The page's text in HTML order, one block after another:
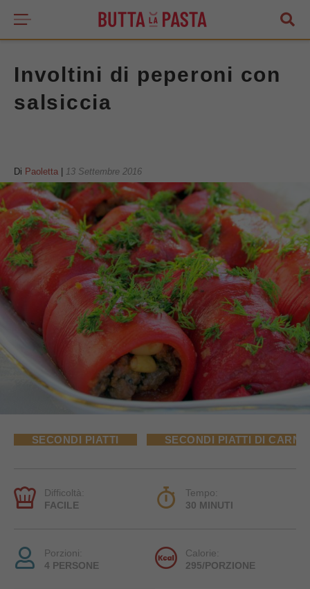
Involtini di peperoni con
salsiccia
Di Paoletta 13 Settembre 2016
SECONDI PIATTI SECONDI PIATTI DI CARNE
Difficoltà:
FACILE
Tempo:
30 MINUTI
Porzioni:
4 PERSONE
Calorie:
295/PORZIONE